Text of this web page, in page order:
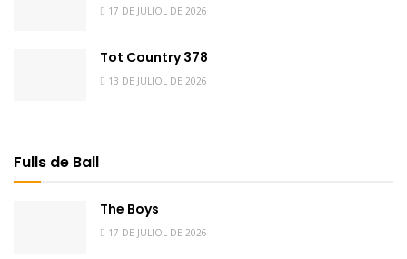
17 DE JULIOL DE 2026
Tot Country 378
13 DE JULIOL DE 2026
Fulls de Ball
The Boys
17 DE JULIOL DE 2026